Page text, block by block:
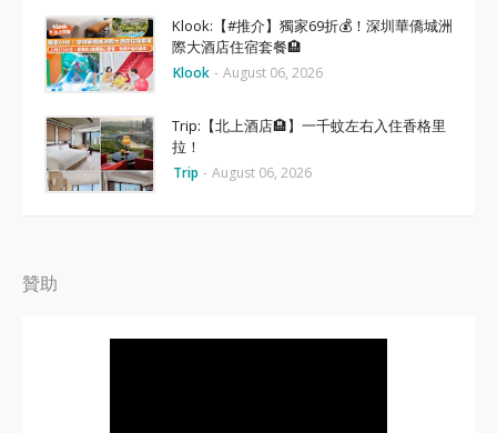
Klook:【#推介】獨家69折💰！深圳華僑城洲
際大酒店住宿套餐🏨
Klook - August 06, 2026
Trip:【北上酒店🏨】一千蚊左右入住香格里
拉！
Trip - August 06, 2026
贊助